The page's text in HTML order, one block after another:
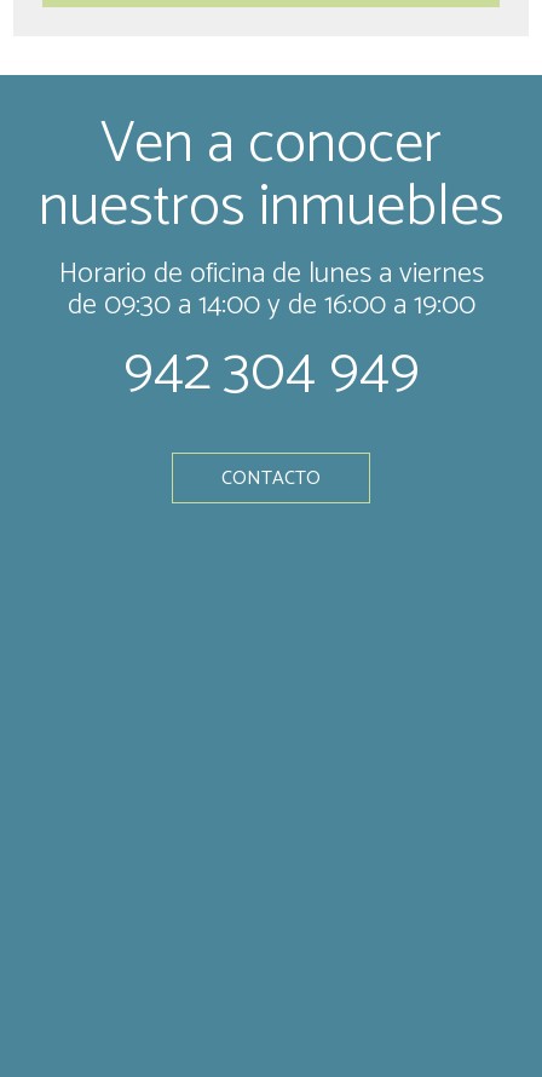
Ven a conocer
nuestros inmuebles
Horario de oficina de lunes a viernes
de 09:30 a 14:00 y de 16:00 a 19:00
942 304 949
CONTACTO